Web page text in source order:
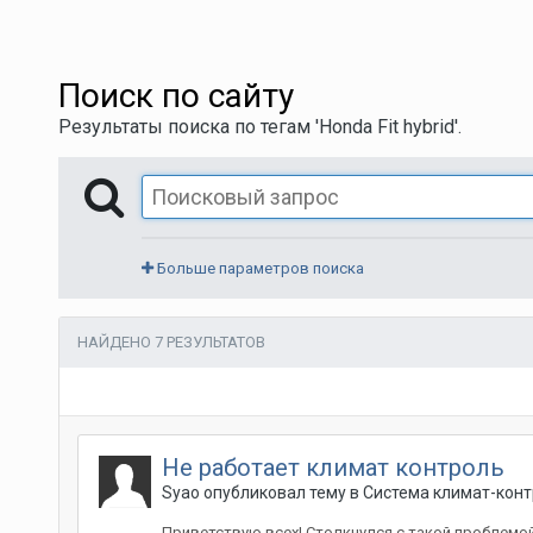
Поиск по сайту
Результаты поиска по тегам 'Honda Fit hybrid'.
Больше параметров поиска
НАЙДЕНО 7 РЕЗУЛЬТАТОВ
Не работает климат контроль
Syao опубликовал тему в Система климат-